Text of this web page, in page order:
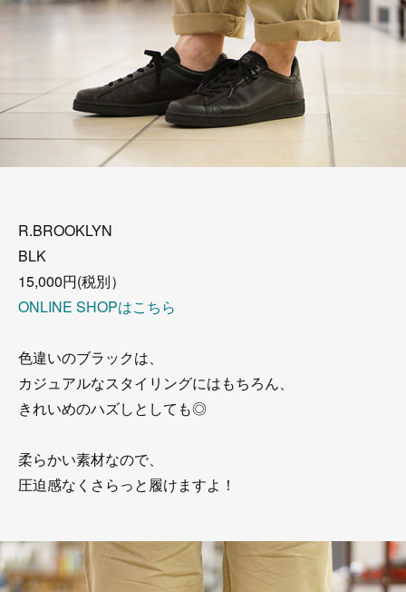
R.BROOKLYN
BLK
15,000円(税別）
ONLINE SHOPはこちら
色違いのブラックは、
カジュアルなスタイリングにはもちろん、
きれいめのハズしとしても◎
柔らかい素材なので、
圧迫感なくさらっと履けますよ！